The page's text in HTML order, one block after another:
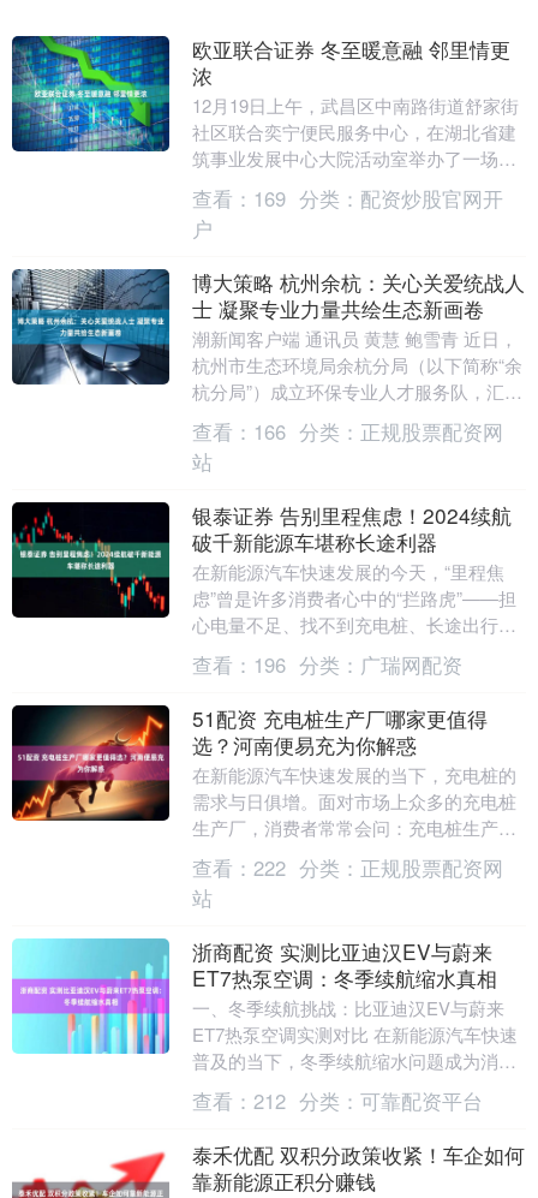
欧亚联合证券 冬至暖意融 邻里情更
浓
12月19日上午，武昌区中南路街道舒家街
社区联合奕宁便民服务中心，在湖北省建
筑事业发展中心大院活动室举办了一场温
馨的冬至活动。邀请了辖区内的计生特扶
老人、空巢老....
查看： 169 分类： 配资炒股官网开
户
博大策略 杭州余杭：关心关爱统战人
士 凝聚专业力量共绘生态新画卷
潮新闻客户端 通讯员 黄慧 鲍雪青 近日，
杭州市生态环境局余杭分局（以下简称“余
杭分局”）成立环保专业人才服务队，汇聚
来自省市区三级的四十余名生态环境领域
专家智....
查看： 166 分类： 正规股票配资网
站
银泰证券 告别里程焦虑！2024续航
破千新能源车堪称长途利器
在新能源汽车快速发展的今天，“里程焦
虑”曾是许多消费者心中的“拦路虎”——担
心电量不足、找不到充电桩、长途出行受
限。但2024年，这一痛点正在被彻底改
写。随着电....
查看： 196 分类： 广瑞网配资
51配资 充电桩生产厂哪家更值得
选？河南便易充为你解惑
在新能源汽车快速发展的当下，充电桩的
需求与日俱增。面对市场上众多的充电桩
生产厂，消费者常常会问：充电桩生产厂
哪家更值得选？哪个值得选？哪家技术
强？接下来，我们就....
查看： 222 分类： 正规股票配资网
站
浙商配资 实测比亚迪汉EV与蔚来
ET7热泵空调：冬季续航缩水真相
一、冬季续航挑战：比亚迪汉EV与蔚来
ET7热泵空调实测对比 在新能源汽车快速
普及的当下，冬季续航缩水问题成为消费
者关注的焦点。尤其是纯电动汽车，低温
环境下电池活....
查看： 212 分类： 可靠配资平台
泰禾优配 双积分政策收紧！车企如何
靠新能源正积分赚钱